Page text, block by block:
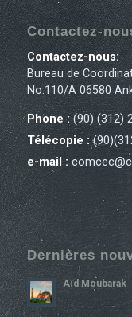
Contactez-
Contactez-nous:
Bureau de
No:110/A 06580
Phone :(90) (312)
Télécopie :
e-mail :
Dernières
Aïd Moubarak